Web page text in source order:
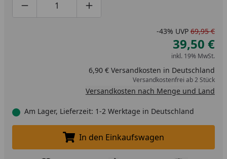
Produktmenge um eins verringern
Produktmenge manuell eingeben
Produktmenge um eins erhöhen
-43% UVP 69,95 €
39,50 €
inkl. 19% MwSt.
6,90 € Versandkosten in Deutschland
Versandkostenfrei ab 2 Stück
Versandkosten nach Menge und Land
Am Lager, Lieferzeit: 1-2 Werktage in Deutschland
In den Einkaufswagen legen
In den Einkaufswagen